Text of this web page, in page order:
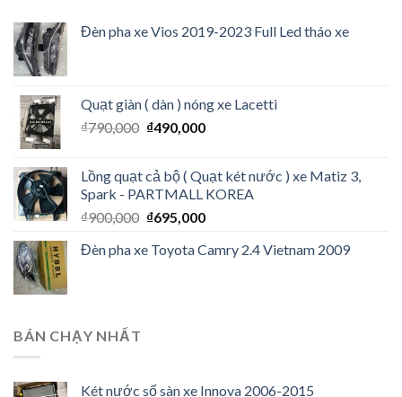
Đèn pha xe Vios 2019-2023 Full Led tháo xe
Quạt giàn ( dàn ) nóng xe Lacetti
₫790,000 ₫490,000
Lồng quạt cả bộ ( Quạt két nước ) xe Matiz 3,
Spark - PARTMALL KOREA
₫900,000 ₫695,000
Đèn pha xe Toyota Camry 2.4 Vietnam 2009
BÁN CHẠY NHẤT
Két nước số sàn xe Innova 2006-2015